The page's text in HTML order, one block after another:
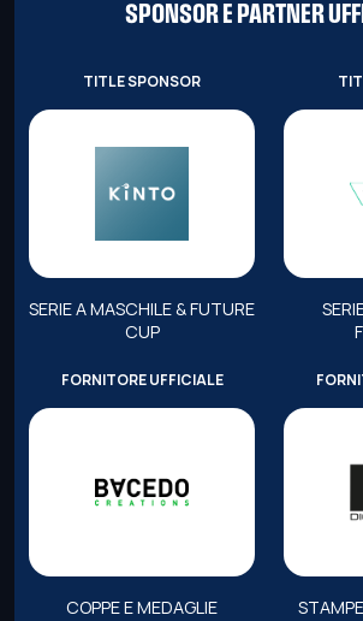
SPONSOR E PARTNER
TITLE SPONSOR
SERIE A MASCHILE & FUTURE
CUP
FORNITORE UFFICIALE
COPPE E MEDAGLIE